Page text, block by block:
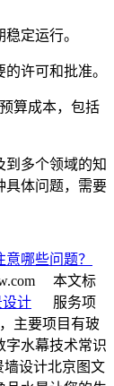
定运行。
许可和批准。
算成本，包括
到多个领域的知
具体问题，需要
哪些问题？
本文标
计 服务项
主要项目有玻
字水幕技术常识
设计北京图文